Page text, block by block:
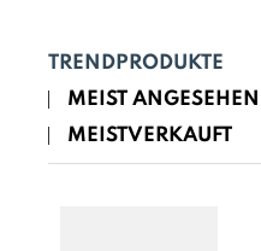
TRENDPRODUKTE
MEIST
MEISTVERKAUFT